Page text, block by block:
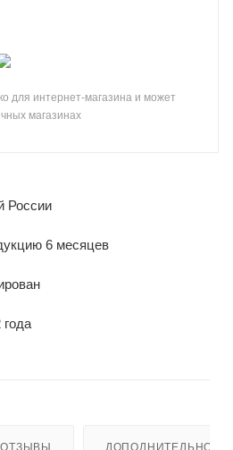
для интернет-магазина и может
магазинах
России
6 месяцев